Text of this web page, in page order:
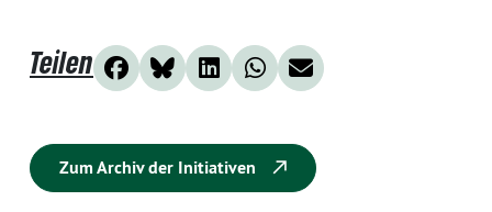
Teilen
Zum Archiv der Initiativen